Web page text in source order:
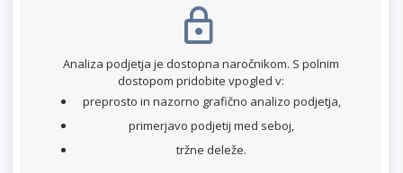
Analiza podjetja je dostopna naročnikom. S polnim
dostopom pridobite vpogled v:
preprosto in nazorno grafično analizo podjetja,
primerjavo podjetij med seboj,
tržne deleže.